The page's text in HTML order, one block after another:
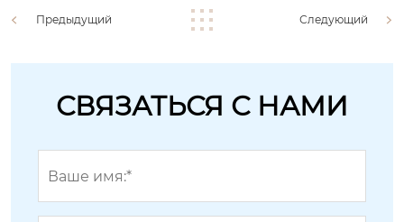
Предыдущий Следующий
СВЯЗАТЬСЯ С НАМИ